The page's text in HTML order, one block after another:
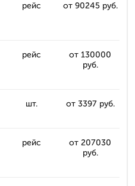
рейс от 90245 руб.
рейс
от 130000
руб.
шт. от 3397 руб.
рейс
от 207030
руб.